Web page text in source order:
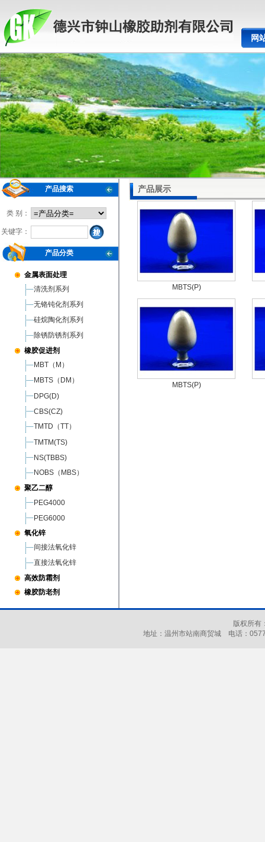
网
产品搜索
类 别：
关键字：
产品分类
金属表面处理
清洗剂系列
无铬钝化剂系列
硅烷陶化剂系列
除锈防锈剂系列
橡胶促进剂
MBT（M）
MBTS（DM）
DPG(D)
CBS(CZ)
TMTD（TT）
TMTM(TS)
NS(TBBS)
NOBS（MBS）
聚乙二醇
PEG4000
PEG6000
氧化锌
间接法氧化锌
直接法氧化锌
高效防霜剂
橡胶防老剂
产品展示
MBTS(P)
MBTS(P)
版权所有
地址：温州市站南商贸城 电话：